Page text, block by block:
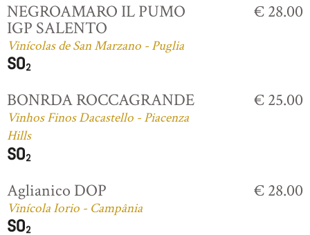
NEGROAMARO IL PUMO
IGP SALENTO
Vinícolas de San Marzano - Puglia
€ 28.00
BONRDA ROCCAGRANDE
Vinhos Finos Dacastello - Piacenza
Hills
€ 25.00
Aglianico DOP
Vinícola Iorio - Campânia
€ 28.00